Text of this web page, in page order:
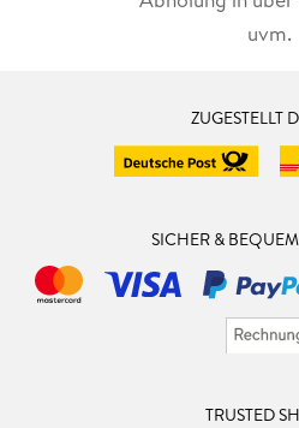
uvm.
ZUGESTELLT
SICHER &
TRUSTED